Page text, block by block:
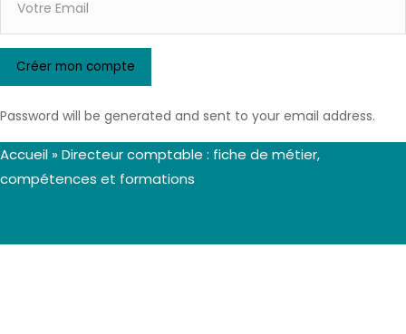
Password will be generated and sent to your email address.
Accueil »Directeur comptable : fiche de métier,
compétences et formations